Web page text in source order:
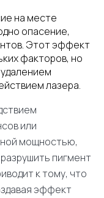
на месте
опасение,
Этот эффект
факторов, но
лазера.
или
мощностью,
пигмент
к тому, что
эффект